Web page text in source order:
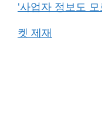
'사업자 정보도
켓 제재